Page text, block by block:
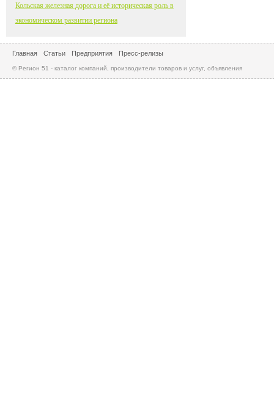
Кольская железная дорога и её историческая роль в
экономическом развитии региона
Главная Статьи Предприятия Пресс-релизы
© Регион 51 - каталог компаний, производители товаров и услуг, объявления